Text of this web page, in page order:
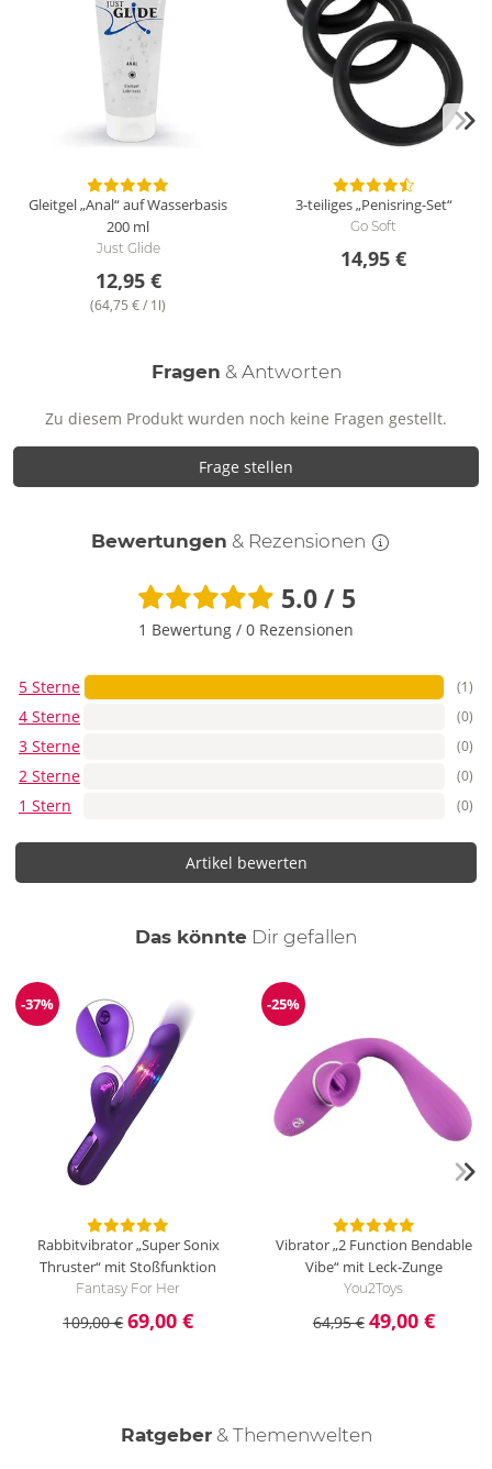
Gleitgel „Anal“ auf Wasserbasis
200 ml
Just Glide
12,95 €
(64,75 € / 1l)
3-teiliges „Penisring-Set“
Go Soft
14,95 €
Fragen & Antworten
Zu diesem Produkt wurden noch keine Fragen gestellt.
Frage stellen
Bewertungen & Rezensionen
5.0 / 5
1 Bewertung / 0 Rezensionen
5 Sterne (1)
4 Sterne (0)
3 Sterne (0)
2 Sterne (0)
1 Stern (0)
Artikel bewerten
Das könnte Dir auch
gefallen
Reduzierung
-37%
Rabbitvibrator „Super Sonix
Thruster“ mit Stoßfunktion
Fantasy For Her
109,00 € 69,00 €
Reduzierung
-25%
Vibrator „2 Function Bendable
Vibe“ mit Leck-Zunge
You2Toys
64,95 € 49,00 €
Ratgeber& Themenwelten
Der weibliche Orgasmus